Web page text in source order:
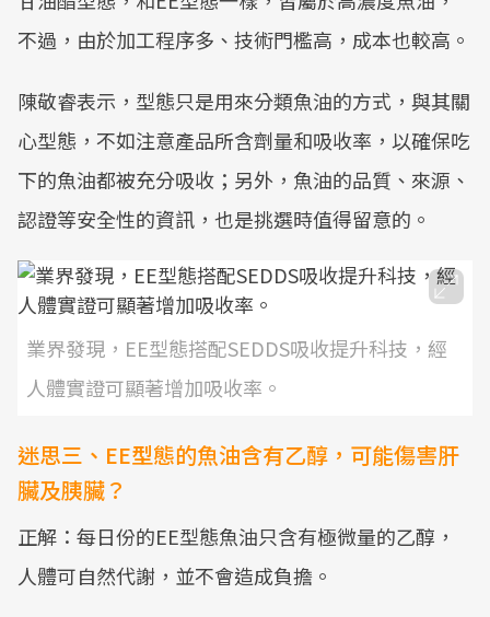
不過，由於加工程序多、技術門檻高，成本也較高。
陳敬睿表示，型態只是用來分類魚油的方式，與其關
心型態，不如注意產品所含劑量和吸收率，以確保吃
下的魚油都被充分吸收；另外，魚油的品質、來源、
認證等安全性的資訊，也是挑選時值得留意的。
業界發現，EE型態搭配SEDDS吸收提升科技，經
人體實證可顯著增加吸收率。
迷思三、EE型態的魚油含有乙醇，可能傷害肝
臟及胰臟？
正解：每日份的EE型態魚油只含有極微量的乙醇，
人體可自然代謝，並不會造成負擔。